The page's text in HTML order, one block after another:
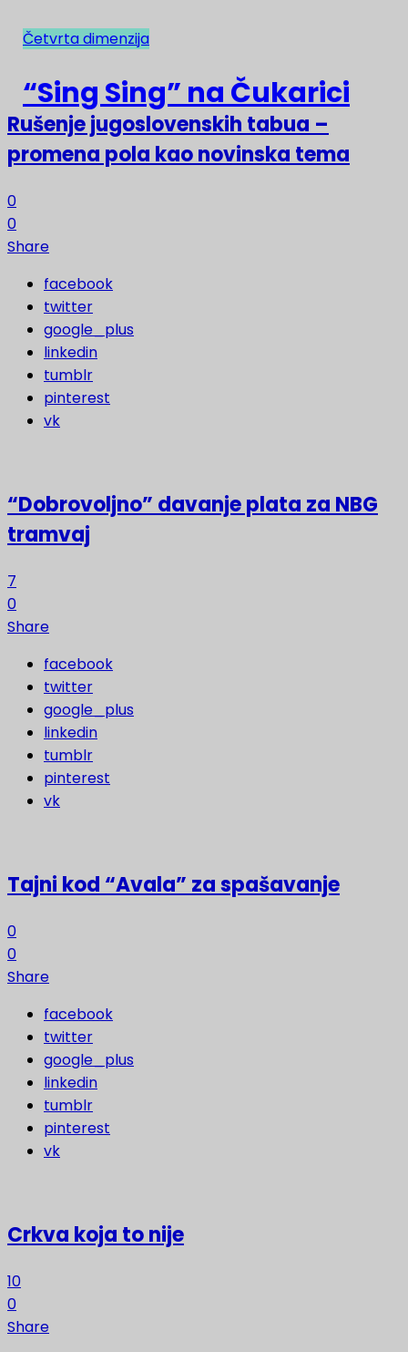
NAJNOVIJE
Rušenje jugoslovenskih tabua –
promena pola kao novinska tema
0
0
Share
facebook
twitter
google_plus
linkedin
tumblr
pinterest
vk
“Dobrovoljno” davanje plata za NBG
tramvaj
7
0
Share
facebook
twitter
google_plus
linkedin
tumblr
pinterest
vk
Tajni kod “Avala” za spašavanje
0
0
Share
facebook
twitter
google_plus
linkedin
tumblr
pinterest
vk
Crkva koja to nije
10
0
Share
Četvrta dimenzija
“Sing Sing” na Čukarici